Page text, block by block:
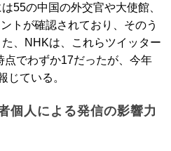
55の中国の外交官や大使館、
トが確認されており、そのう
、NHKは、これらツイッター
でわずか17だったが、今年
じている。
個人による発信の影響力